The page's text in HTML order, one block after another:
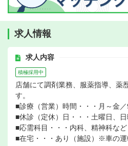
求人情報
求人内容
積極採用中
店舗にて調剤業務、服薬指導、薬
す。
■診療（営業）時間・・・月～金
■休診（定休）日・・・土曜日、
■応需科目・・・内科、精神科など
■在宅・・・あり（施設）※車の